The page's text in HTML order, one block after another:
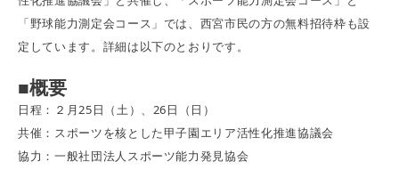
「野球能力測定会コース」では、西宮市民の方の無料招待枠も設
定しています。詳細は以下のとおりです。
■概要
日程：２月25日（土）、26日（日）
共催：スポーツを核とした甲子園エリア活性化推進協議会
協力：一般社団法人スポーツ能力発見協会